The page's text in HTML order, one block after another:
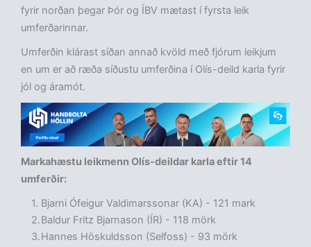
fyrir norðan þegar Þór og ÍBV mætast í fyrsta leik
umferðarinnar.
Umferðin klárast síðan annað kvöld með fjórum leikjum
en um er að ræða síðustu umferðina í Olís-deild karla fyrir
jól og áramót.
Markahæstu leikmenn Olís-deildar karla eftir 14
umferðir:
Bjarni Ófeigur Valdimarssonar (KA) - 121 mark
Baldur Fritz Bjarnason (ÍR) - 118 mörk
Hannes Höskuldsson (Selfoss) - 93 mörk